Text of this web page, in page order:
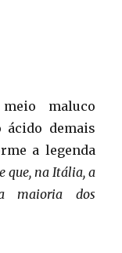
maluco
ácido demais
a legenda
que, na Itália, a
maioria dos